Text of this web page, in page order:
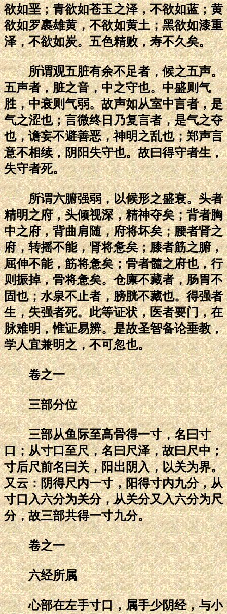
欲如垩；青欲如苍玉之泽，不欲如蓝；黄
欲如罗裹雄黄，不欲如黄土；黑欲如漆重
泽，不欲如炭。五色精败，寿不久矣。
所谓观五脏有余不足者，候之五声。
五声者，脏之音，中之守也。中盛则气
胜，中衰则气弱。故声如从室中言者，是
气之涩也；言微终日乃复言者，是气之夺
也，谵妄不避善恶，神明之乱也；郑声言
意不相续，阴阳失守也。故曰得守者生，
失守者死。
所谓六腑强弱，以候形之盛衰。头者
精明之府，头倾视深，精神夺矣；背者胸
中之府，背曲肩随，府将坏矣；腰者肾之
府，转摇不能，肾将惫矣；膝者筋之腑，
屈伸不能，筋将惫矣；骨者髓之府也，行
则振掉，骨将惫矣。仓廪不藏者，肠胃不
固也；水泉不止者，膀胱不藏也。得强者
生，失强者死。此等证状，医者要门，在
脉难明，惟证易辨。是故圣智备论垂教，
学人宜兼明之，不可忽也。
卷之一
三部分位
三部从鱼际至高骨得一寸，名曰寸
口；从寸口至尺，名曰尺泽，故曰尺中；
寸后尺前名曰关，阳出阴入，以关为界。
又云：阴得尺内一寸，阳得寸内九分，从
寸口入六分为关分，从关分又入六分为尺
分，故三部共得一寸九分。
卷之一
六经所属
心部在左手寸口，属手少阴经，与小